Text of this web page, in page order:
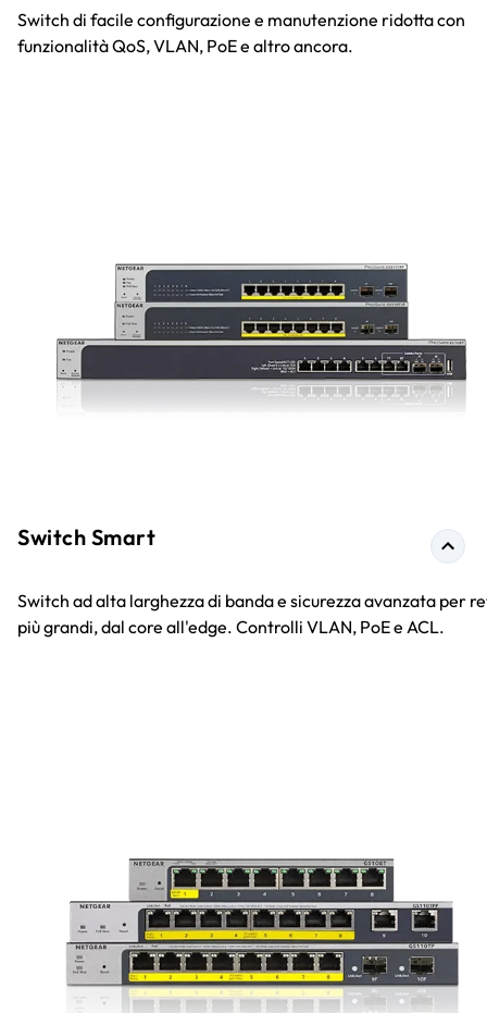
Switch di facile configurazione e manutenzione ridotta con
funzionalità QoS, VLAN, PoE e altro ancora.
Switch Smart
Switch ad alta larghezza di banda e sicurezza avanzata per
più grandi, dal core all'edge. Controlli VLAN, PoE e ACL.